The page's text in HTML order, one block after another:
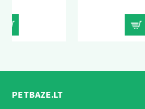
PETBAZE.LT